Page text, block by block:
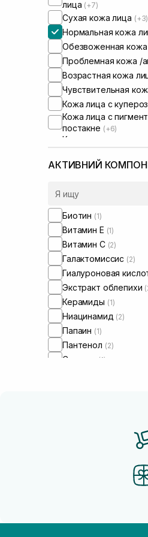
лица (+7)
Сухая кожа лица (+3)
Нормальная кожа
Обезвоженная кожа
Проблемная кожа /
Возрастная кожа
Чувствительная
Кожа лица с
Кожа лица с
постакне (+6)
Кожа лица с
Кожа лица с
микробиомом
АКТИВНИЙ
Биотин (1)
Витамин Е (1)
Витамин C (2)
Галактомиссис (2)
Гиалуроновая
Экстракт облепихи
Керамиды (1)
Ниацинамид (2)
Папаин (1)
Пантенол (2)
Сквалан (1)